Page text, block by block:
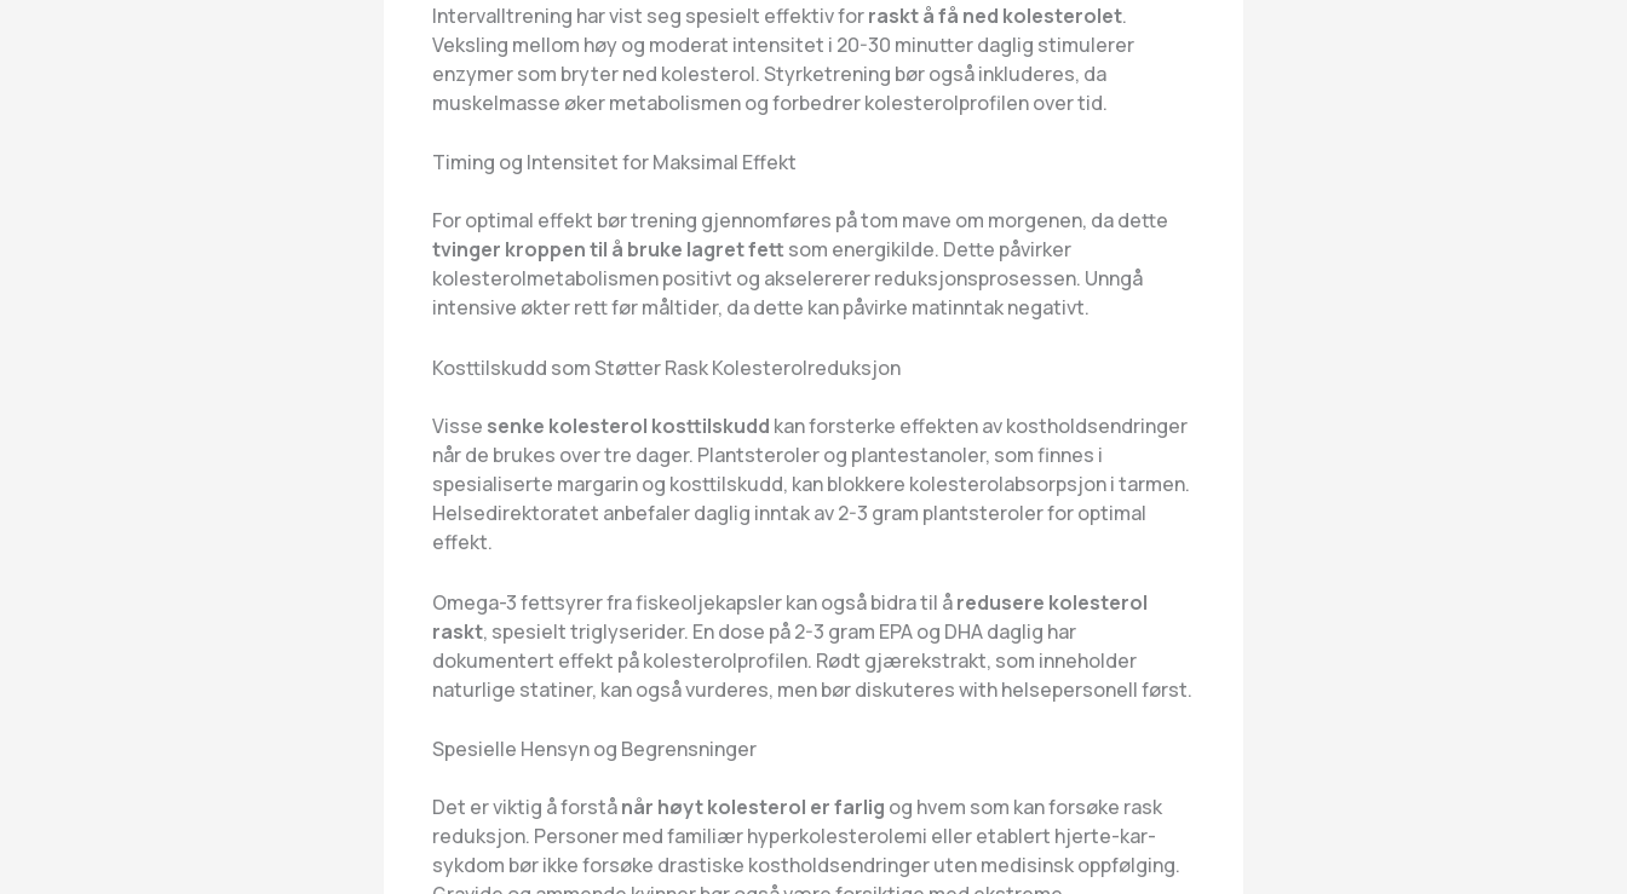
Intervalltrening har vist seg spesielt effektiv forraskt å få ned kolesterolet.
Veksling mellom høy og moderat intensitet i 20-30 minutter daglig stimulerer
enzymer som bryter ned kolesterol. Styrketrening bør også inkluderes, da
muskelmasse øker metabolismen og forbedrer kolesterolprofilen over tid.
Timing og Intensitet for Maksimal Effekt
For optimal effekt bør trening gjennomføres på tom mave om morgenen, da dette
tvinger kroppen til å bruke lagret fett som energikilde. Dette påvirker
kolesterolmetabolismen positivt og akselererer reduksjonsprosessen. Unngå
intensive økter rett før måltider, da dette kan påvirke matinntak negativt.
Kosttilskudd som Støtter Rask Kolesterolreduksjon
Visse senke kolesterol kosttilskudd kan forsterke effekten av kostholdsendringer
når de brukes over tre dager. Plantsteroler og plantestanoler, som finnes i
spesialiserte margarin og kosttilskudd, kan blokkere kolesterolabsorpsjon i tarmen.
Helsedirektoratet anbefaler daglig inntak av 2-3 gram plantsteroler for optimal
effekt.
Omega-3 fettsyrer fra fiskeoljekapsler kan også bidra til åredusere kolesterol
raskt, spesielt triglyserider. En dose på 2-3 gram EPA og DHA daglig har
dokumentert effekt på kolesterolprofilen. Rødt gjærekstrakt, som inneholder
naturlige statiner, kan også vurderes, men bør diskuteres with helsepersonell først.
Spesielle Hensyn og Begrensninger
Det er viktig å forstånår høyt kolesterol er farlig og hvem som kan forsøke rask
reduksjon. Personer med familiær hyperkolesterolemi eller etablert hjerte-kar-
sykdom bør ikke forsøke drastiske kostholdsendringer uten medisinsk oppfølging.